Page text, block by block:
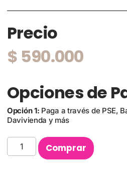
Precio
$ 590.000
Opciones de
Opción 1: Paga a través de PSE,
Davivienda y más
Comprar